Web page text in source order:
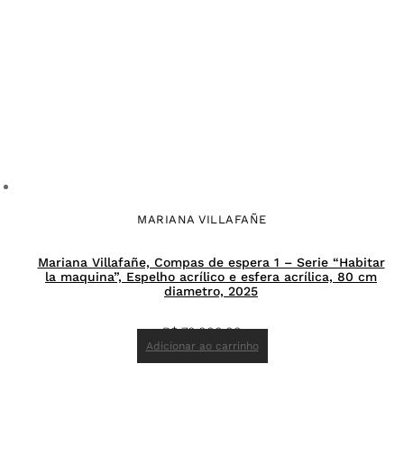
MARIANA VILLAFAÑE
Mariana Villafañe, Compas de espera 1 – Serie “Habitar
la maquina”, Espelho acrílico e esfera acrílica, 80 cm
diametro, 2025
R$70.000,00
Adicionar ao carrinho